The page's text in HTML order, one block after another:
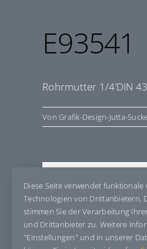
E93541
Rohrmutter 1/4’DIN
VonGrafik-Design-Jutta-
Share This
Diese Seite verwendet
Technologien von Drittanbietern.
stimmen Sie der Verarbeitung
und Drittanbieter zu. Weitere
"Einstellungen" und in unserer